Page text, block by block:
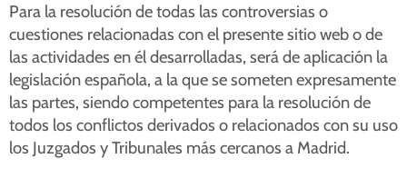
Para la resolución de todas las controversias o
cuestiones relacionadas con el presente sitio web o de
las actividades en él desarrolladas, será de aplicación la
legislación española, a la que se someten expresamente
las partes, siendo competentes para la resolución de
todos los conflictos derivados o relacionados con su uso
los Juzgados y Tribunales más cercanos a Madrid.